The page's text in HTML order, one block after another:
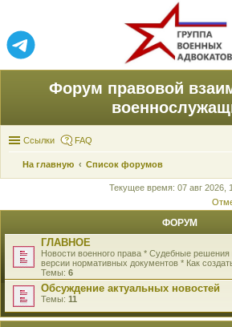
Форум правовой
Ссылки FAQ
На главную
Список форумов
Текущее время: 07 авг 2026,
ФОРУМ
ГЛАВНОЕ
Новости военного права * Судебные решения
версии нормативных документов * Как
Темы: 6
Обсуждение актуальных новостей
Темы: 11